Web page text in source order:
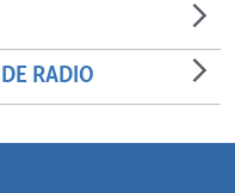
RADIO